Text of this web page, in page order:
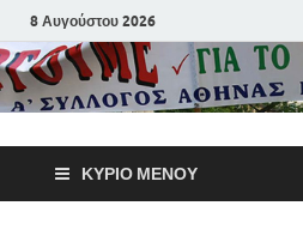
8 Αυγούστου 2026
ΚΎΡΙΟ ΜΕΝΟΎ